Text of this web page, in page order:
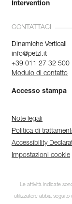
Intervention
CONTATTACI
Dinamiche Verticali
info@petzl.it
+39 011 27 32 500
Modulo di contatto
Accesso stampa
Note legali
Politica di
Accessibility
Impostazioni cookie
Le attività indicate
utilizzatore abbia seguito